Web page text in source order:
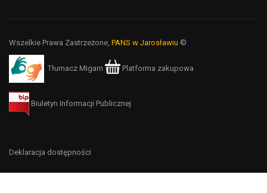
Wszelkie Prawa Zastrzeżone, PANS w Jarosławiu ©
Tłumacz Migam Platforma zakupowa
Biuletyn Informacji Publicznej
Deklaracja dostępności